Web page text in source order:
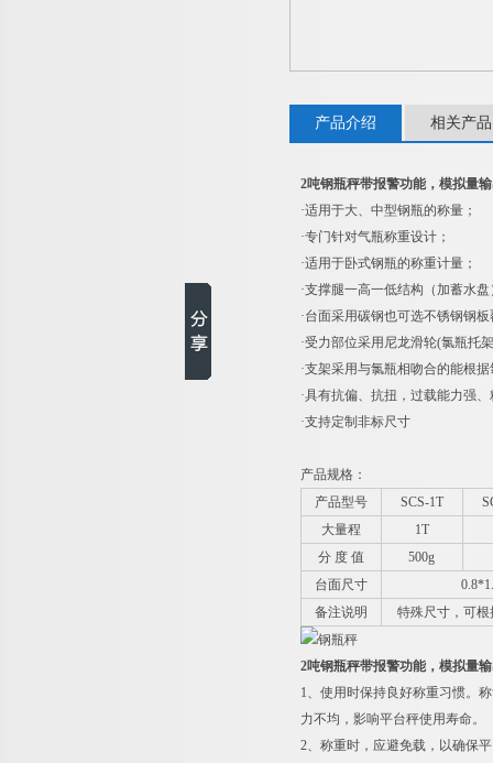
产品介绍 相关产品
2吨钢瓶秤带报警功能，模拟量
·适用于大、中型钢瓶的称量；
·专门针对气瓶称重设计；
·适用于卧式钢瓶的称重计量；
·支撑腿一高一低结构（加蓄水盘
·台面采用碳钢也可选不锈钢钢
·受力部位采用尼龙滑轮(氯瓶托
·支架采用与氯瓶相吻合的能根
·具有抗偏、抗扭，过载能力强
·支持定制非标尺寸
产品规格：
产品型号
SCS-1T
大量程
1T
分 度 值
500g
台面尺寸
备注说明
特殊尺寸，可
2吨钢瓶秤带报警功能，模拟量
1、使用时保持良好称重习惯。
力不均，影响平台秤使用寿命。
2、称重时，应避免载，以确保